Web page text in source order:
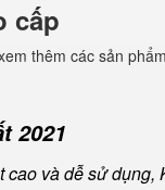
cấp
thêm các sản
2021
và dễ sử dụng,